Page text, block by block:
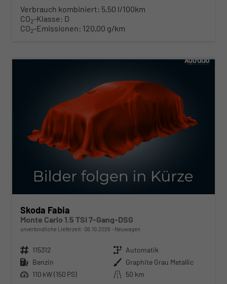
Verbrauch kombiniert: 5,50 l/100km
CO2-Klasse: D
CO2-Emissionen: 120,00 g/km
Skoda Fabia
Monte Carlo 1.5 TSI 7-Gang-DSG
unverbindliche Lieferzeit: 06.10.2026 Neuwagen
Fahrzeugnr. 115312 Getriebe Automatik
Kraftstoff Benzin Außenfarbe Graphite Grau Metallic
Leistung 110 kW (150 PS) Kilometerstand 50 km